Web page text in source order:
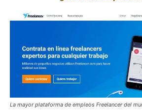
La mayor plataforma de empleos Freelancer del